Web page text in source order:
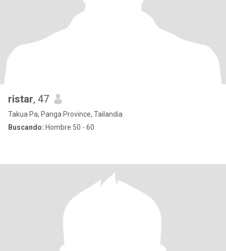
ristar, 47
Takua Pa, Panga Province, Tailandia
Buscando: Hombre 50 - 60